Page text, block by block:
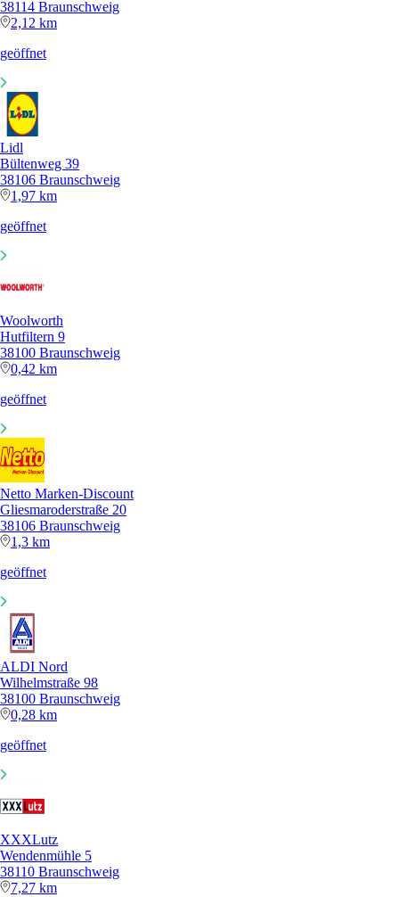
38114 Braunschweig
2,12 km
geöffnet
Lidl
Bültenweg 39
38106 Braunschweig
1,97 km
geöffnet
Woolworth
Hutfiltern 9
38100 Braunschweig
0,42 km
geöffnet
Netto Marken-Discount
Gliesmaroderstraße 20
38106 Braunschweig
1,3 km
geöffnet
ALDI Nord
Wilhelmstraße 98
38100 Braunschweig
0,28 km
geöffnet
XXXLutz
Wendenmühle 5
38110 Braunschweig
7,27 km